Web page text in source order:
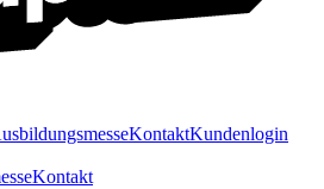
KontaktKundenlogin
Kontakt